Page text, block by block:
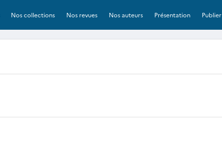
Nos collections Nos revues Nos auteurs Présentation Publier